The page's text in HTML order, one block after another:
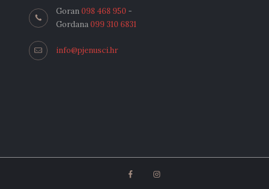
Goran098 468 950 -
Gordana099 310 6831
info@pjenusci.hr